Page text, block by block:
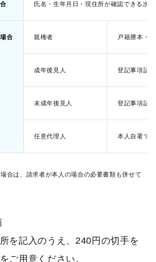
氏名・生年月日・現住所が確認できる次
合 親権者 戸籍謄本・
成年後見人 登記事項証
未成年後見人 登記事項証
任意代理人 本人自署で
合は、請求者が本人の場合の必要書類も併せて
を記入のうえ、240円の切手を
ご用意ください。